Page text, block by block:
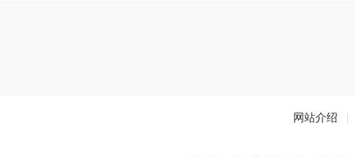
网站介绍